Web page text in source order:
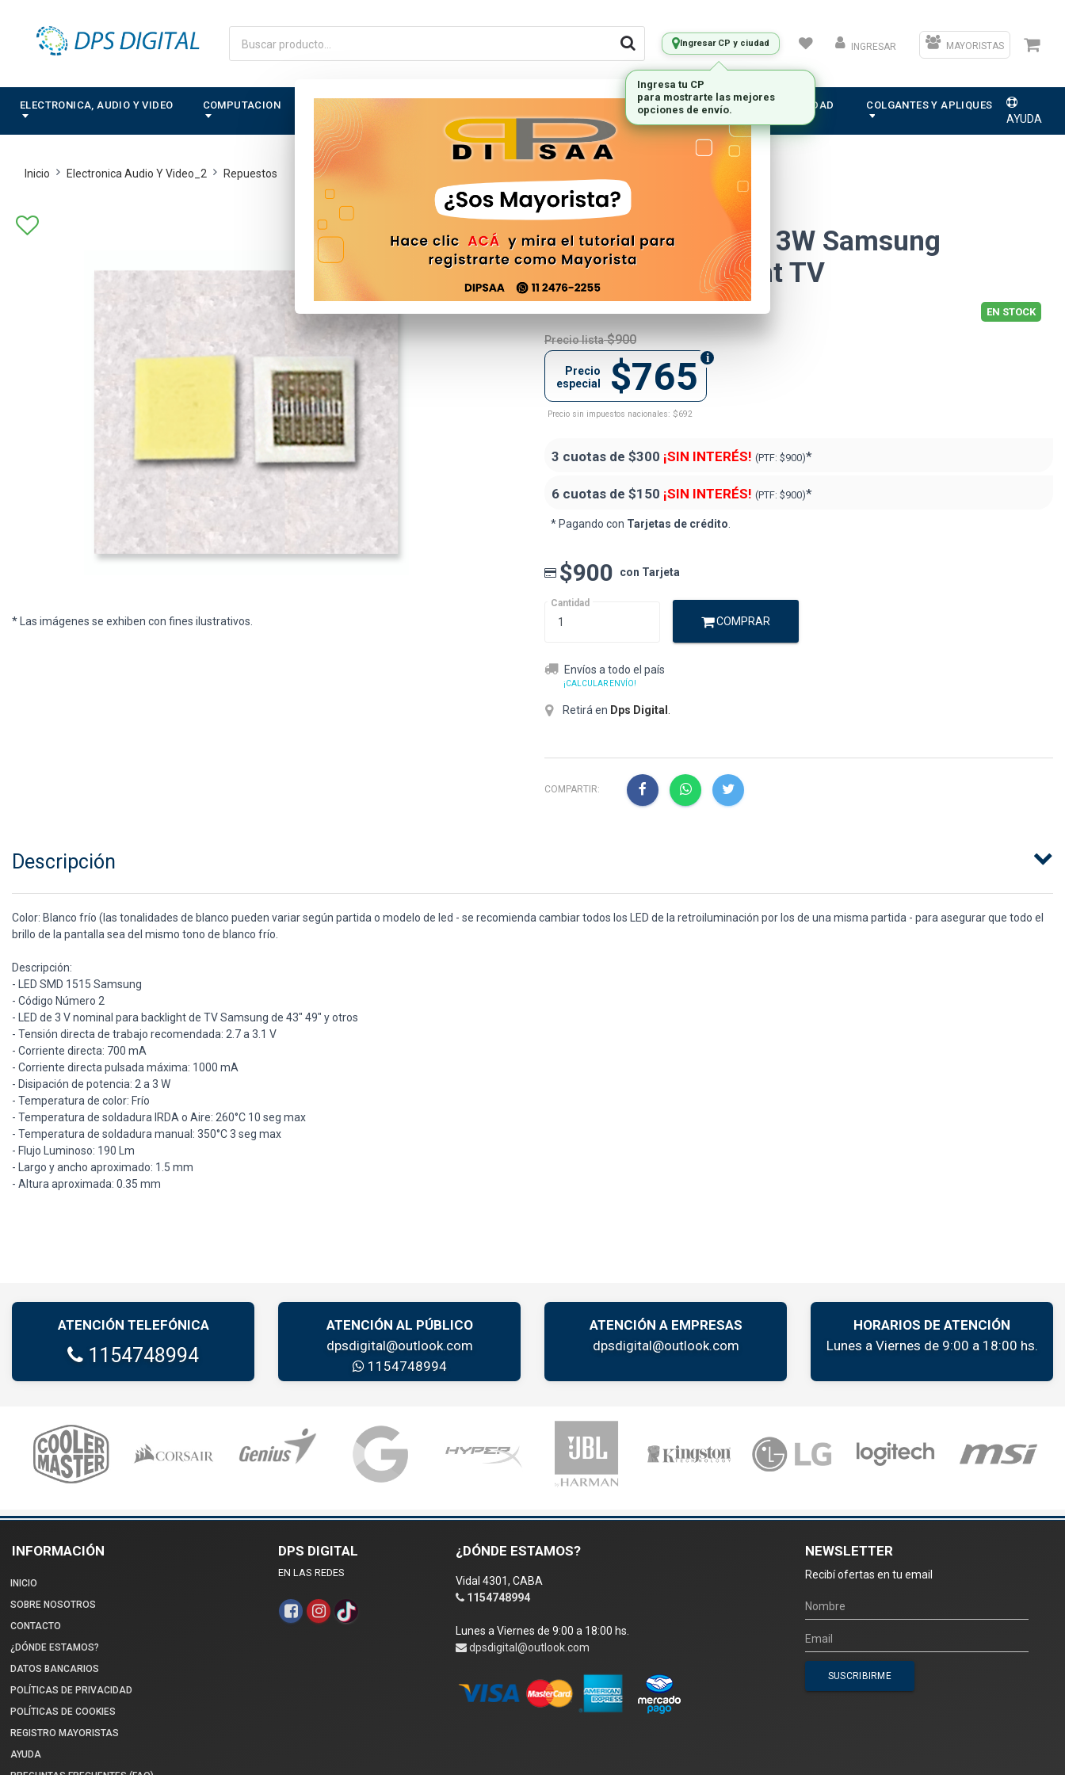
Ingresar CP y ciudad INGRESAR MAYORISTAS
ELECTRONICA, AUDIO Y VIDEO COMPUTACION CONTROLES REMOTOS
ELECTRODOMESTICOS
ILUMINACION ELECTRICIDAD COLGANTES Y APLIQUES
AYUDA
Inicio Electronica Audio Y Video_2 Repuestos
* Las imágenes se exhiben con fines ilustrativos.
LED SMD 1515 3V 3W Samsung
NanoLED Backlight TV
EN STOCK
Precio lista $900
$765
Precio
especial
Precio sin impuestos nacionales: $692
3 cuotas de $300 ¡SIN INTERÉS! (PTF: $900)*
6 cuotas de $150 ¡SIN INTERÉS! (PTF: $900)*
* Pagando con Tarjetas de crédito
$900 con Tarjeta
Cantidad
COMPRAR
Envíos a todo el país
¡CALCULAR ENVÍO!
Retirá en Dps Digital
COMPARTIR:
Descripción
Color: Blanco frío (las tonalidades de blanco pueden variar según partida o modelo de led - se recomienda cambiar todos los LED de la retroiluminación por los de una misma partida - para asegurar que todo el
brillo de la pantalla sea del mismo tono de blanco frío.
Descripción:
- LED SMD 1515 Samsung
- Código Número 2
- LED de 3 V nominal para backlight de TV Samsung de 43" 49" y otros
- Tensión directa de trabajo recomendada: 2.7 a 3.1 V
- Corriente directa: 700 mA
- Corriente directa pulsada máxima: 1000 mA
- Disipación de potencia: 2 a 3 W
- Temperatura de color: Frío
- Temperatura de soldadura IRDA o Aire: 260°C 10 seg max
- Temperatura de soldadura manual: 350°C 3 seg max
- Flujo Luminoso: 190 Lm
- Largo y ancho aproximado: 1.5 mm
- Altura aproximada: 0.35 mm
ATENCIÓN TELEFÓNICA
1154748994
ATENCIÓN AL PÚBLICO
dpsdigital@outlook.com
1154748994
ATENCIÓN A EMPRESAS
dpsdigital@outlook.com
HORARIOS DE ATENCIÓN
Lunes a Viernes de 9:00 a 18:00 hs.
INFORMACIÓN
INICIO
SOBRE NOSOTROS
CONTACTO
¿DÓNDE ESTAMOS?
DATOS BANCARIOS
POLÍTICAS DE PRIVACIDAD
POLÍTICAS DE COOKIES
REGISTRO MAYORISTAS
AYUDA
DPS DIGITAL
EN LAS REDES
¿DÓNDE ESTAMOS?
Vidal 4301, CABA
1154748994
Lunes a Viernes de 9:00 a 18:00 hs.
dpsdigital@outlook.com
NEWSLETTER
Recibí ofertas en tu email